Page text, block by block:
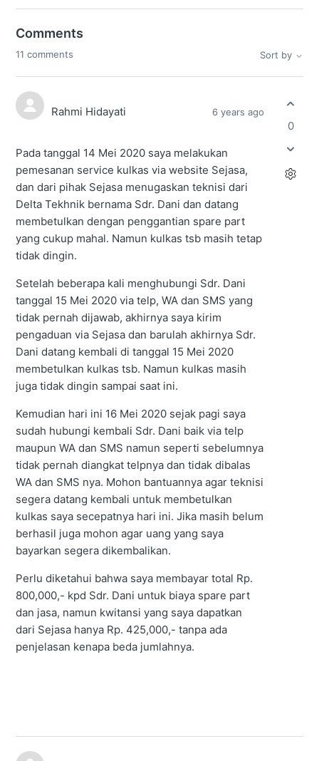
Comments
11 comments Sort by
Rahmi Hidayati 6 years ago
Pada tanggal 14 Mei 2020 saya melakukan
pemesanan service kulkas via website Sejasa,
dan dari pihak Sejasa menugaskan teknisi dari
Delta Tekhnik bernama Sdr. Dani dan datang
membetulkan dengan penggantian spare part
yang cukup mahal. Namun kulkas tsb masih tetap
tidak dingin.
Setelah beberapa kali menghubungi Sdr. Dani
tanggal 15 Mei 2020 via telp, WA dan SMS yang
tidak pernah dijawab, akhirnya saya kirim
pengaduan via Sejasa dan barulah akhirnya Sdr.
Dani datang kembali di tanggal 15 Mei 2020
membetulkan kulkas tsb. Namun kulkas masih
juga tidak dingin sampai saat ini.
Kemudian hari ini 16 Mei 2020 sejak pagi saya
sudah hubungi kembali Sdr. Dani baik via telp
maupun WA dan SMS namun seperti sebelumnya
tidak pernah diangkat telpnya dan tidak dibalas
WA dan SMS nya. Mohon bantuannya agar teknisi
segera datang kembali untuk membetulkan
kulkas saya secepatnya hari ini. Jika masih belum
berhasil juga mohon agar uang yang saya
bayarkan segera dikembalikan.
Perlu diketahui bahwa saya membayar total Rp.
800,000,- kpd Sdr. Dani untuk biaya spare part
dan jasa, namun kwitansi yang saya dapatkan
dari Sejasa hanya Rp. 425,000,- tanpa ada
penjelasan kenapa beda jumlahnya.
0